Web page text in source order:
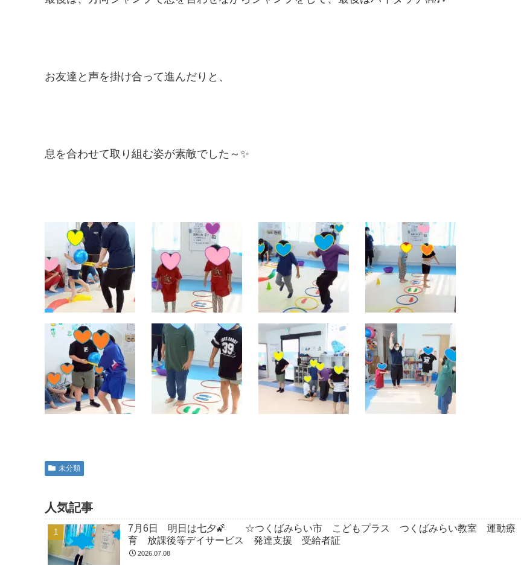
お友達と声を掛け合って進んだりと、
息を合わせて取り組む姿が素敵でした～✨
未分類
人気記事
7月6日 明日は七夕🌠 ☆つくばみらい市 こどもプラス つくばみらい教室 運動療
育 放課後等デイサービス 発達支援 受給者証
2026.07.08